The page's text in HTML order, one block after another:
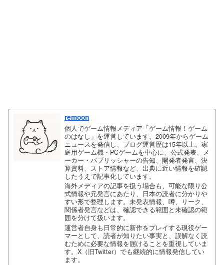
remoon
個人でゲーム情報メディア「ゲーム情報！ゲーム
のはなし」を運営しています。2009年からゲーム
ニュースを発信し、ブログ運営歴は15年以上。家
庭用ゲーム機・PCゲームを中心に、公式発表、メ
ーカー・パブリッシャーの告知、開発者発言、決
算資料、ストア情報など、出典に近い情報を確認
したうえで記事化しています。
海外メディアの記事を扱う場合も、可能な限り公
式情報や元発言にあたり、日本の読者に分かりや
すい形で整理します。未発表情報、噂、リーク、
関係者発言などは、確認できる範囲と未確認の範
囲を分けて扱います。
運営者自身も日常的に新作をプレイする現役ゲー
マーとして、読者が知りたい事実と、誤解なく読
むために必要な情報を届けることを重視していま
す。X（旧Twitter）でも継続的に情報発信してい
ます。